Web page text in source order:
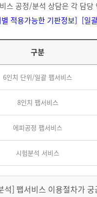
스 공정/분석 상담은 각 담당
적용가능한 기판정보] [일
구분
6인치 단위/일괄 팹서비스
8인치 팹서비스
에피공정 팹서비스
시험분석 서비스
석] 팹서비스 이용절차가 궁